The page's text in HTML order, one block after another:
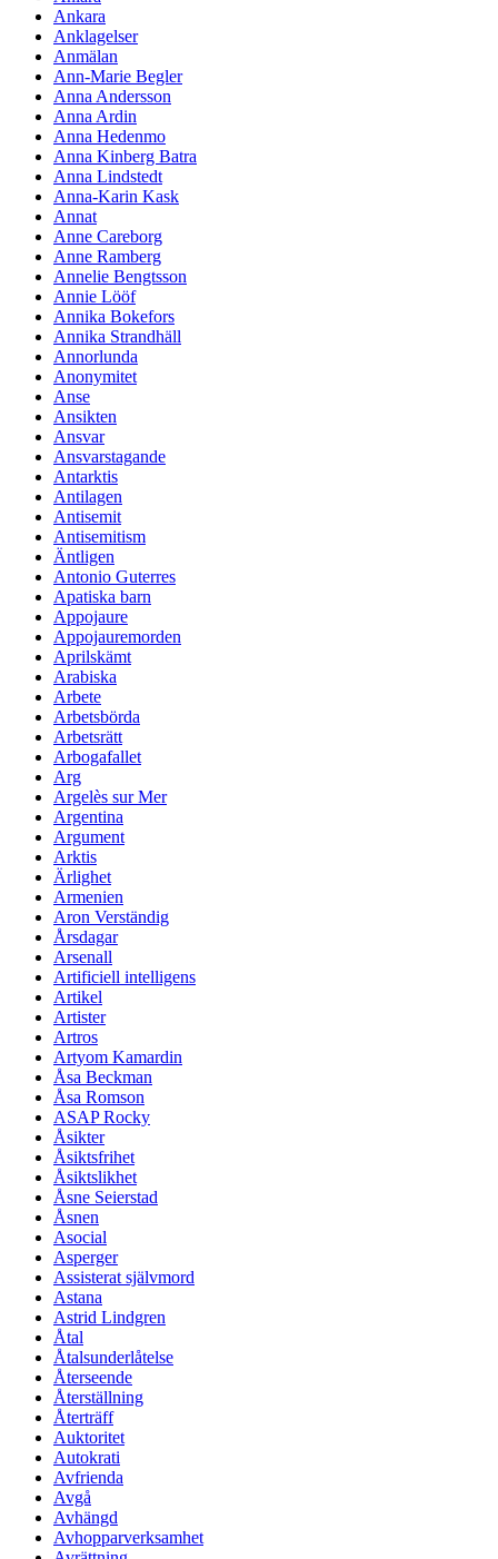
Ankara
Anklagelser
Anmälan
Ann-Marie Begler
Anna Andersson
Anna Ardin
Anna Hedenmo
Anna Kinberg Batra
Anna Lindstedt
Anna-Karin Kask
Annat
Anne Careborg
Anne Ramberg
Annelie Bengtsson
Annie Lööf
Annika Bokefors
Annika Strandhäll
Annorlunda
Anonymitet
Anse
Ansikten
Ansvar
Ansvarstagande
Antarktis
Antilagen
Antisemit
Antisemitism
Äntligen
Antonio Guterres
Apatiska barn
Appojaure
Appojauremorden
Aprilskämt
Arabiska
Arbete
Arbetsbörda
Arbetsrätt
Arbogafallet
Arg
Argelès sur Mer
Argentina
Argument
Arktis
Ärlighet
Armenien
Aron Verständig
Årsdagar
Arsenall
Artificiell intelligens
Artikel
Artister
Artros
Artyom Kamardin
Åsa Beckman
Åsa Romson
ASAP Rocky
Åsikter
Åsiktsfrihet
Åsiktslikhet
Åsne Seierstad
Åsnen
Asocial
Asperger
Assisterat självmord
Astana
Astrid Lindgren
Åtal
Åtalsunderlåtelse
Återseende
Återställning
Återträff
Auktoritet
Autokrati
Avfrienda
Avgå
Avhängd
Avhopparverksamhet